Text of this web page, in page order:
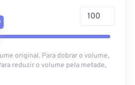
original. Para dobrar o volume,
reduzir o volume pela metade,